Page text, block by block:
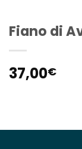
Fiano di
37,00€